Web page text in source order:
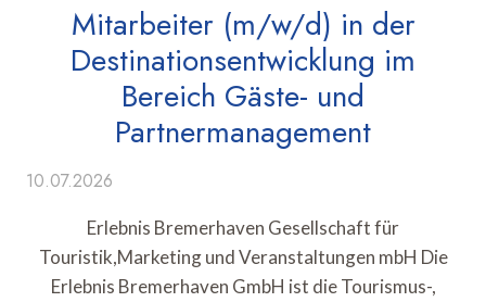
Mitarbeiter (m/w/d) in der
Destinationsentwicklung im
Bereich Gäste- und
Partnermanagement
10.07.2026
Erlebnis Bremerhaven Gesellschaft für
Touristik,Marketing und Veranstaltungen mbH Die
Erlebnis Bremerhaven GmbH ist die Tourismus-,